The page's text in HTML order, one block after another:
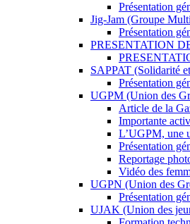
Présentation
Jig-Jam (Groupe
Présentation
PRESENTATION
SAPPAT (Solidarité
Présentation
UGPM (Union des
Article de la
Importante
L’UGPM, une
Présentation
Reportage
Vidéo des
UGPN (Union des
Présentation
UJAK (Union des